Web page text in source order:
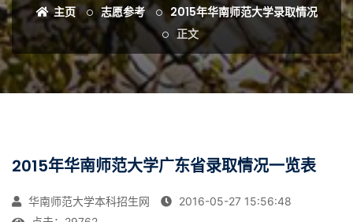
主页 志愿参考
2015年华南师范大学录取情况
正文
2015年华南师范大学广东省录取情况一览表
华南师范大学本科招生网
2016-05-27 15:56:48